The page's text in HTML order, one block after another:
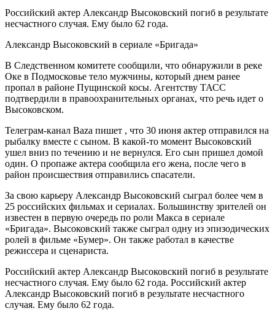
Российский актер Александр Высоковский погиб в результате
несчастного случая. Ему было 62 года.
Александр Высоковский в сериале «Бригада»
В Следственном комитете сообщили, что обнаружили в реке
Оке в Подмосковье тело мужчины, который днем ранее
пропал в районе Пущинской косы. Агентству ТАСС
подтвердили в правоохранительных органах, что речь идет о
Высоковском.
Телеграм-канал Baza пишет , что 30 июня актер отправился на
рыбалку вместе с сыном. В какой-то момент Высоковский
ушел вниз по течению и не вернулся. Его сын пришел домой
один. О пропаже актера сообщила его жена, после чего в
район происшествия отправились спасатели.
За свою карьеру Александр Высоковский сыграл более чем в
25 российских фильмах и сериалах. Большинству зрителей он
известен в первую очередь по роли Макса в сериале
«Бригада». Высоковский также сыграл одну из эпизодических
ролей в фильме «Бумер». Он также работал в качестве
режиссера и сценариста.
Российский актер Александр Высоковский погиб в результате
несчастного случая. Ему было 62 года. Российский актер
Александр Высоковский погиб в результате несчастного
случая. Ему было 62 года.